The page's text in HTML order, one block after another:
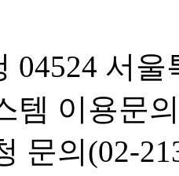
04524 서
템 이용문
문의(02-